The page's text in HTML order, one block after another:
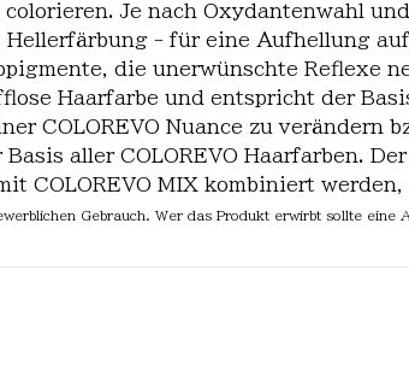
Je nach Oxydantenwahl
Hellerfärbung - für eine Aufhellung
die unerwünschte Reflexe
Haarfarbe und entspricht der
COLOREVO Nuance zu verändern
aller COLOREVO Haarfarben.
COLOREVO MIX kombiniert
Gebrauch. Wer das Produkt erwirbt sollte eine